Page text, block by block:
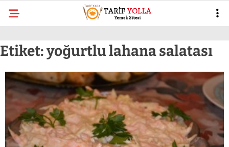
Etiket:yoğurtlu lahana salatası